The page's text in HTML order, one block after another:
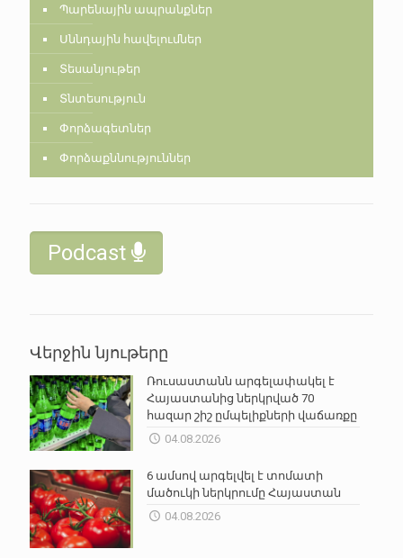
Պարենային ապրանքներ
Սննդային հավելումներ
Տեսանյութեր
Տնտեսություն
Փորձագետներ
Փորձաքննություններ
Podcast
Վերջին նյութերը
Ռուսաստանն արգելափակել է
Հայաստանից ներկրված 70
հազար շիշ ըմպելիքների վաճառքը
04.08.2026
6 ամսով արգելվել է տոմատի
մածուկի ներկրումը Հայաստան
04.08.2026